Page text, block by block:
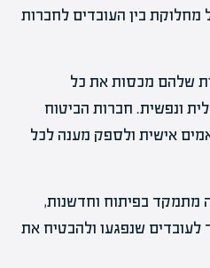
מחלוקת בין העובדים לחברות
שלהם מכסות את כל
ונפשית. חברות הביטוח
אישית ולספק מענה לכל
מתמקד בפיתוח וחדשנות,
לעובדים שנפגעו ולהבטיח את